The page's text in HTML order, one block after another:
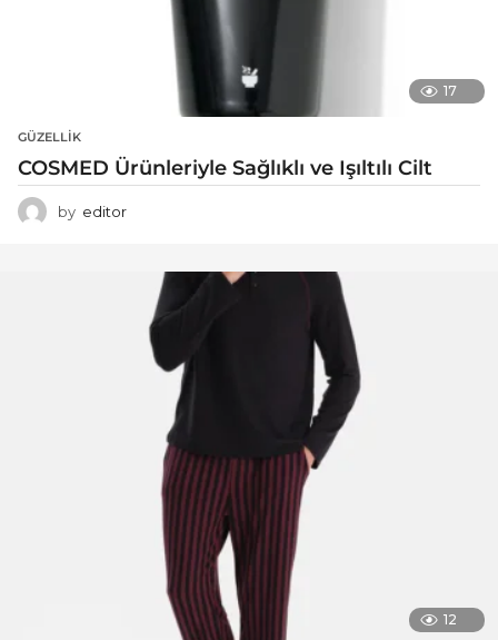
17
GÜZELLIK
COSMED Ürünleriyle Sağlıklı ve Işıltılı Cilt
by editor
12